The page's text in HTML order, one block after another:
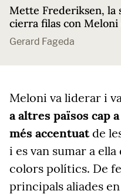
Mette Frederiksen, la
cierra filas con
Gerard Fageda
Meloni va liderar i
a altres països cap
més accentuatde
i es van sumar a
colors polítics. De
principals aliades